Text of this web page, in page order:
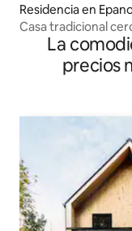
Residencia en
Casa tradicional
La
precios